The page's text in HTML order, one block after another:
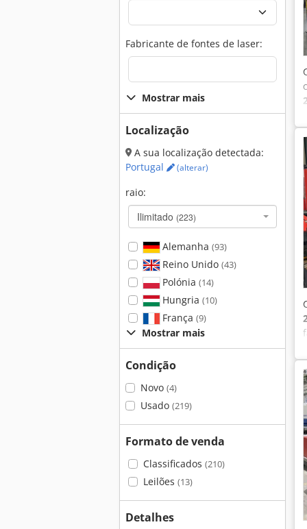
Fabricante de fontes de laser:
Mostrar mais
Localização
A sua localização detectada:
Portugal
(alterar)
raio:
Ilimitado (223)
Alemanha (93)
Reino Unido (43)
Polónia (14)
Hungria (10)
França (9)
Mostrar mais
Condição
Novo (4)
Usado (219)
Formato de venda
Classificados (210)
Leilões (13)
Detalhes